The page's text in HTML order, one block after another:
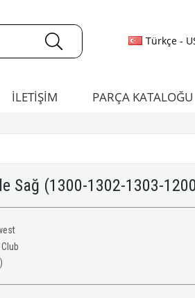
Türkçe -
İLETİŞİM PARÇA KATALOĞU
Sağ (1300-1302-1303-